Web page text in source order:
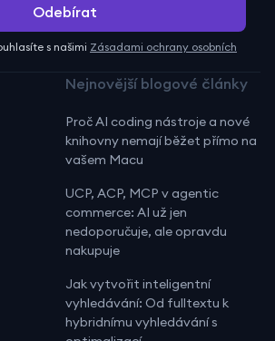
s našimi Zásadami ochrany osobních
Nejnovější blogové články
Proč AI coding nástroje a nové
knihovny nemají běžet přímo na
vašem Macu
UCP, ACP, MCP v agentic
commerce: AI už jen
nedoporučuje, ale opravdu
nakupuje
Jak vytvořit inteligentní
vyhledávání: Od fulltextu k
hybridnímu vyhledávání s